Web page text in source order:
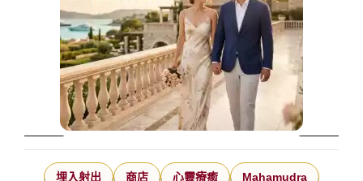
埋入射出 商店 心靈療癒 Mahamudra